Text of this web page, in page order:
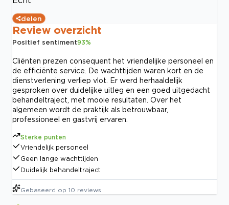
delen
Review overzicht
Positief sentiment93%
Cliënten prezen consequent het vriendelijke personeel en
de efficiënte service. De wachttijden waren kort en de
dienstverlening verliep vlot. Er werd herhaaldelijk
gesproken over duidelijke uitleg en een goed uitgedacht
behandeltraject, met mooie resultaten. Over het
algemeen wordt de praktijk als betrouwbaar,
professioneel en gastvrij ervaren.
Sterke punten
Vriendelijk personeel
Geen lange wachttijden
Duidelijk behandeltraject
Gebaseerd op 10 reviews